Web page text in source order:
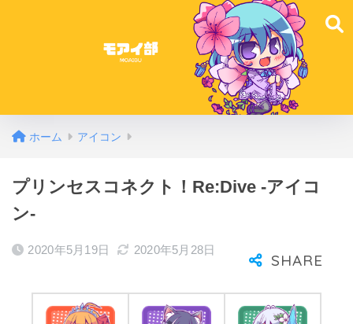
ホーム アイコン
プリンセスコネクト！Re:Dive -アイコ
ン-
2020年5月19日 2020年5月28日